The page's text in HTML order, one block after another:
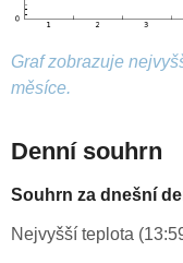
Graf zobrazuje
měsíce.
Denní souhrn
Souhrn za dnešní
Nejvyšší teplota